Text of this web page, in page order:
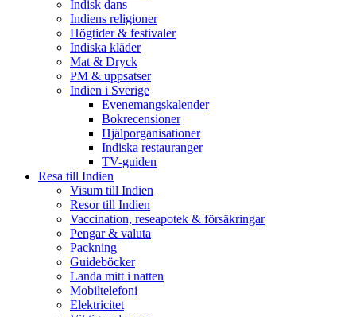
Indisk dans
Indiens religioner
Högtider & festivaler
Indiska kläder
Mat & Dryck
PM & uppsatser
Indien i Sverige
Evenemangskalender
Bokrecensioner
Hjälporganisationer
Indiska restauranger
TV-guiden
Resa till Indien
Visum till Indien
Resor till Indien
Vaccination, reseapotek & försäkringar
Pengar & valuta
Packning
Guideböcker
Landa mitt i natten
Mobiltelefoni
Elektricitet